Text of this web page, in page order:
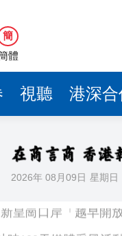
簡
體
視聽 港深合
2026年 08月09日 星期日